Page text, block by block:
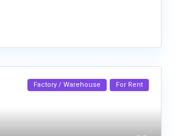
Factory / Warehouse For Rent